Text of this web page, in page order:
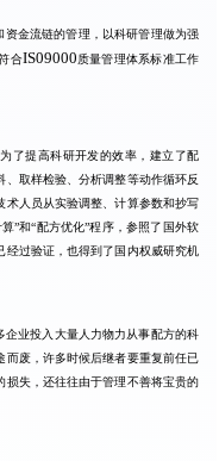
金流链的管理，以科研管理做为强
合IS09000质量管理体系标准工作
了提高科研开发的效率，建立了配
取样检验、分析调整等动作循环反
术人员从实验调整、计算参数和抄写
算”和“配方优化”程序，参照了国外软
经过验证，也得到了国内权威研究机
业投入大量人力物力从事配方的科
而废，许多时候后继者要重复前任已
损失，还往往由于管理不善将宝贵的